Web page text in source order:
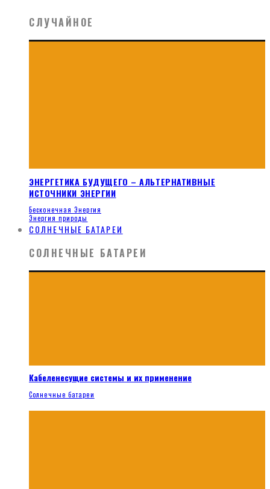
СЛУЧАЙНОЕ
ЭНЕРГЕТИКА БУДУЩЕГО – АЛЬТЕРНАТИВНЫЕ
ИСТОЧНИКИ ЭНЕРГИИ
Бесконечная Энергия
Энергия природы
СОЛНЕЧНЫЕ БАТАРЕИ
СОЛНЕЧНЫЕ БАТАРЕИ
Кабеленесущие системы и их применение
Солнечные батареи